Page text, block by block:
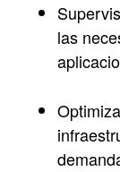
las